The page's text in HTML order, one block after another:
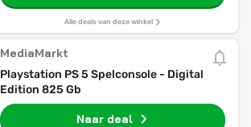
Alle deals van deze winkel
MediaMarkt
Playstation PS 5 Spelconsole - Digital
Edition 825 Gb
Naar deal